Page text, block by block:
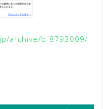
archive/b-8793009/